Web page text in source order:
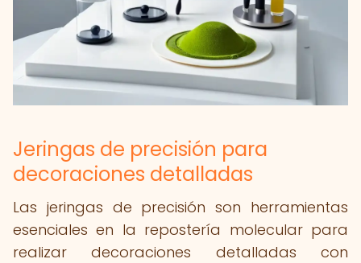
Jeringas de precisión para
decoraciones detalladas
Las jeringas de precisión son herramientas
esenciales en la repostería molecular para
realizar decoraciones detalladas con